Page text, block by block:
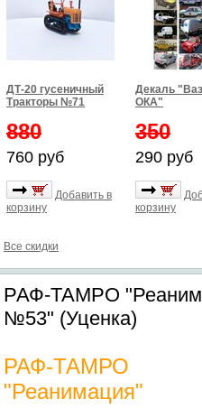
ДТ-20 гусеничный
Тракторы №71
880
760 руб
Добавить в
корзину
Декаль
ОКА"
350
290 руб
корзину
Все скидки
РАФ-ТАМРО
№53" (Уценка)
РАФ-ТАМРО
"Реанимация"